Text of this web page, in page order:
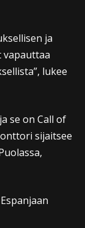
ja
vapauttaa
lukee
se on Call of
sijaitsee